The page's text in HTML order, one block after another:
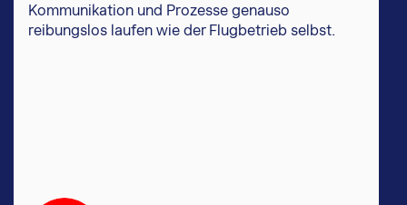
Kommunikation und Prozesse genauso
reibungslos laufen wie der Flugbetrieb selbst.